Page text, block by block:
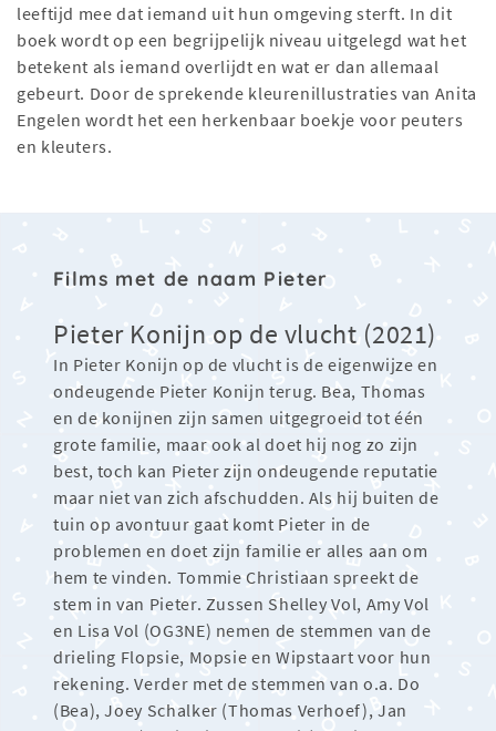
leeftijd mee dat iemand uit hun omgeving sterft. In dit
boek wordt op een begrijpelijk niveau uitgelegd wat het
betekent als iemand overlijdt en wat er dan allemaal
gebeurt. Door de sprekende kleurenillustraties van Anita
Engelen wordt het een herkenbaar boekje voor peuters
en kleuters.
Films met de naam Pieter
Pieter Konijn op de vlucht (2021)
In Pieter Konijn op de vlucht is de eigenwijze en
ondeugende Pieter Konijn terug. Bea, Thomas
en de konijnen zijn samen uitgegroeid tot één
grote familie, maar ook al doet hij nog zo zijn
best, toch kan Pieter zijn ondeugende reputatie
maar niet van zich afschudden. Als hij buiten de
tuin op avontuur gaat komt Pieter in de
problemen en doet zijn familie er alles aan om
hem te vinden. Tommie Christiaan spreekt de
stem in van Pieter. Zussen Shelley Vol, Amy Vol
en Lisa Vol (OG3NE) nemen de stemmen van de
drieling Flopsie, Mopsie en Wipstaart voor hun
rekening. Verder met de stemmen van o.a. Do
(Bea), Joey Schalker (Thomas Verhoef), Jan